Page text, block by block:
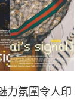
力氛圍令人印